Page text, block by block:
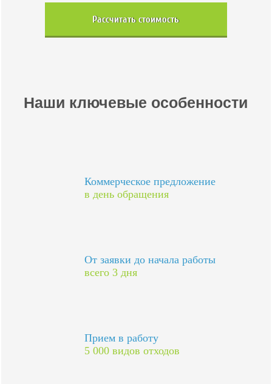
Рассчитать стоимость
Наши ключевые особенности
Коммерческое предложение
в день обращения
От заявки до начала работы
всего 3 дня
Прием в работу
5 000 видов отходов